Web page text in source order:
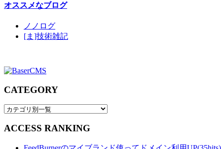
オススメなブログ
ノノログ
[ま]技術雑記
CATEGORY
ACCESS RANKING